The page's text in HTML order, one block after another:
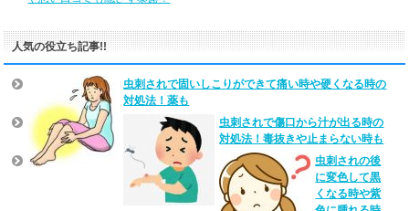
人気の役立ち記事!!
虫刺されで固いしこりができて痛い時や硬くなる時の
対処法！薬も
虫刺されで傷口から汁が出る時の
対処法！毒抜きや止まらない時も
虫刺されの後
に変色して黒
くなる時や紫